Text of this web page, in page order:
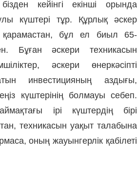
кейін­гі екін­ші орында
күш­тері тұр. Құр­лық әскер
қа­рамастан, бұл ел биыл 65-
Бұған әскери техни­касын
әскери өнеркәсіпті
инвестицияның аз­дығы,
күштерінің болмауы себеп.
ірі күштердің бірі
техникасын уақыт талабына
оның жауынгерлік қабілеті